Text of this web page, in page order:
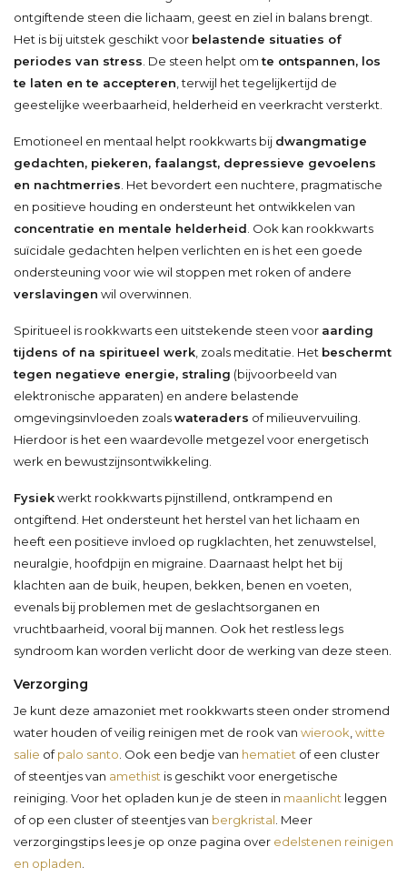
ontgiftende steen die lichaam, geest en ziel in balans brengt.
Het is bij uitstek geschikt voor belastende situaties of
periodes van stress . De steen helpt omte ontspannen, los
te laten en te accepteren , terwijl het tegelijkertijd de
geestelijke weerbaarheid, helderheid en veerkracht versterkt.
Emotioneel en mentaal helpt rookkwarts bij dwangmatige
gedachten, piekeren, faalangst, depressieve gevoelens
en nachtmerries . Het bevordert een nuchtere, pragmatische
en positieve houding en ondersteunt het ontwikkelen van
concentratie en mentale helderheid . Ook kan rookkwarts
suïcidale gedachten helpen verlichten en is het een goede
ondersteuning voor wie wil stoppen met roken of andere
verslavingen wil overwinnen.
Spiritueel is rookkwarts een uitstekende steen voor aarding
tijdens of na spiritueel werk , zoals meditatie. Het beschermt
tegen negatieve energie, straling (bijvoorbeeld van
elektronische apparaten) en andere belastende
omgevingsinvloeden zoalswateraders of milieuvervuiling.
Hierdoor is het een waardevolle metgezel voor energetisch
werk en bewustzijnsontwikkeling.
Fysiekwerkt rookkwarts pijnstillend, ontkrampend en
ontgiftend. Het ondersteunt het herstel van het lichaam en
heeft een positieve invloed op rugklachten, het zenuwstelsel,
neuralgie, hoofdpijn en migraine. Daarnaast helpt het bij
klachten aan de buik, heupen, bekken, benen en voeten,
evenals bij problemen met de geslachtsorganen en
vruchtbaarheid, vooral bij mannen. Ook het restless legs
syndroom kan worden verlicht door de werking van deze steen.
Verzorging
Je kunt deze amazoniet met rookkwarts steen onder stromend
water houden of veilig reinigen met de rook van wierook witte
salie ofpalo santo . Ook een bedje van hematiet of een cluster
of steentjes van amethist is geschikt voor energetische
reiniging. Voor het opladen kun je de steen in maanlicht leggen
of op een cluster of steentjes van bergkristal . Meer
verzorgingstips lees je op onze pagina over edelstenen reinigen
en opladen